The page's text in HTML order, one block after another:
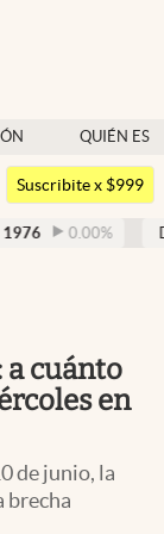
QUIÉN ES
QUIÉN
Argentina
Uruguay
Suscribite x $999
% DÓLAR MEP
a cuánto
en
de junio, la
brecha